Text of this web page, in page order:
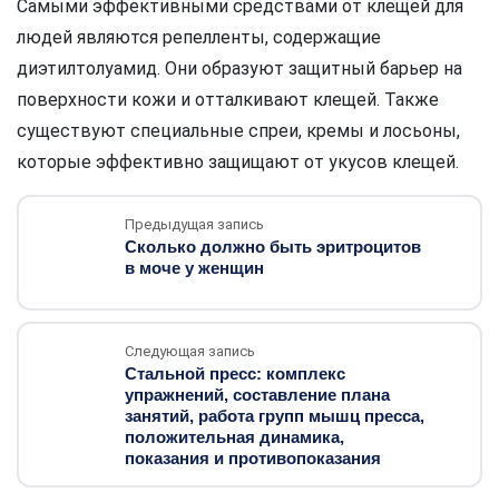
Самыми эффективными средствами от клещей для
людей являются репелленты, содержащие
диэтилтолуамид. Они образуют защитный барьер на
поверхности кожи и отталкивают клещей. Также
существуют специальные спреи, кремы и лосьоны,
которые эффективно защищают от укусов клещей.
Предыдущая запись
Сколько должно быть эритроцитов
в моче у женщин
Следующая запись
Стальной пресс: комплекс
упражнений, составление плана
занятий, работа групп мышц пресса,
положительная динамика,
показания и противопоказания